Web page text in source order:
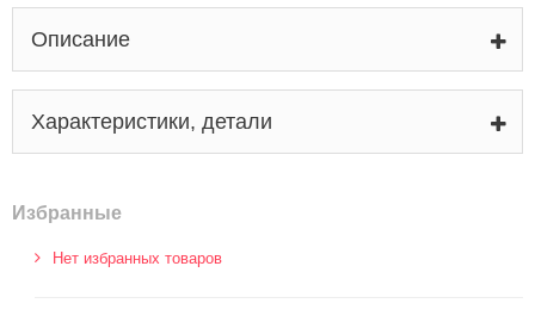
Описание
Характеристики, детали
Избранные
Нет избранных товаров